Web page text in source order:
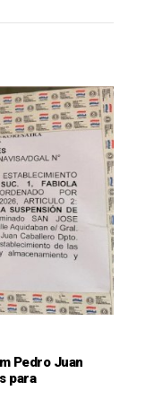
Pedro Juan
para